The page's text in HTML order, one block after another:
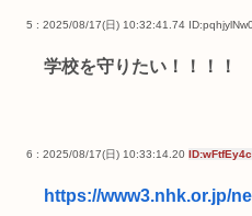
5 : 2025/08/17(日) 10:32:41.74
学校を守りたい！！！！
6 : 2025/08/17(日) 10:33:14.20
https://www3.nhk.or.jp/